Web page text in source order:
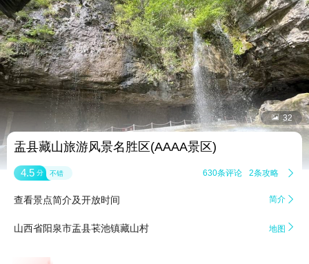
 32
盂县藏山旅游风景名胜区(AAAA景区)
4.5 分 不错 630条评论 2条攻略 
查看景点简介及开放时间 简介 
山西省阳泉市盂县苌池镇藏山村 地图 
